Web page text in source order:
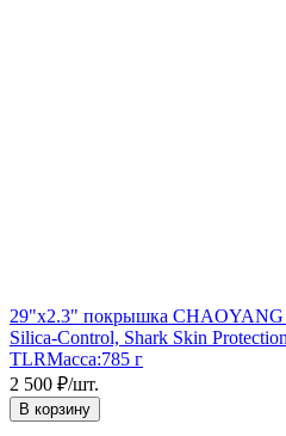
29"x2.3" покрышка CHAOYANG
Silica-Control, Shark Skin
TLRМасса:785 г
2 500 ₽/шт.
В корзину